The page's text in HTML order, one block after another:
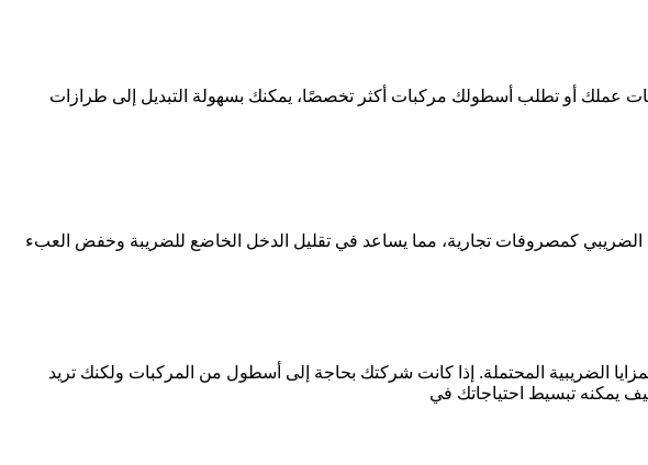
عملك أو تطلب أسطولك مركبات أكثر تخصصًا، يمكنك بسهولة التبديل إلى طرازات
الضريبي كمصروفات تجارية، مما يساعد في تقليل الدخل الخاضع للضريبة وخفض العبء
الضريبية المحتملة. إذا كانت شركتك بحاجة إلى أسطول من المركبات ولكنك تريد
يمكنه تبسيط احتياجاتك في